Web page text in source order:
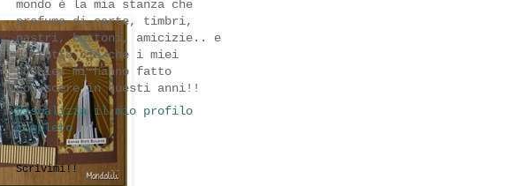
mondo è la mia stanza che
profuma di carte, timbri,
nastri, bottoni, amicizie.. e
di tutto ciò che i miei
hobbies mi hanno fatto
conoscere in questi anni!!
Visualizza il mio profilo
completo
Scrivimi!!